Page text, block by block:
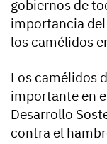
gobiernos de
importancia
los camélidos
Los camélidos
importante en
Desarrollo
contra el